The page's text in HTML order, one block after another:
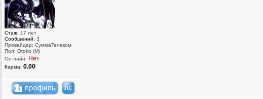
Стаж: 17 лет
Сообщений: 3
Провайдер: СуммаТелеком
Пол: Otoko (M)
Он-лайн: Нет
Карма: 0.00